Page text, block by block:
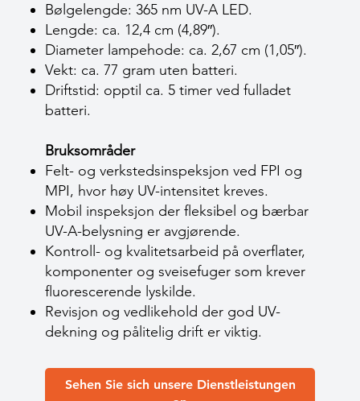
Bølgelengde: 365 nm UV-A LED.
Lengde: ca. 12,4 cm (4,89″).
Diameter lampehode: ca. 2,67 cm (1,05″).
Vekt: ca. 77 gram uten batteri.
Driftstid: opptil ca. 5 timer ved fulladet
batteri.
Bruksområder
Felt- og verkstedsinspeksjon ved FPI og
MPI, hvor høy UV-intensitet kreves.
Mobil inspeksjon der fleksibel og bærbar
UV-A-belysning er avgjørende.
Kontroll- og kvalitetsarbeid på overflater,
komponenter og sveisefuger som krever
fluorescerende lyskilde.
Revisjon og vedlikehold der god UV-
dekning og pålitelig drift er viktig.
Sehen Sie sich unsere Dienstleistungen